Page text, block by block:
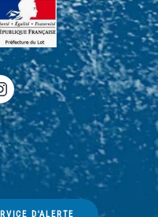
D'ALERTE